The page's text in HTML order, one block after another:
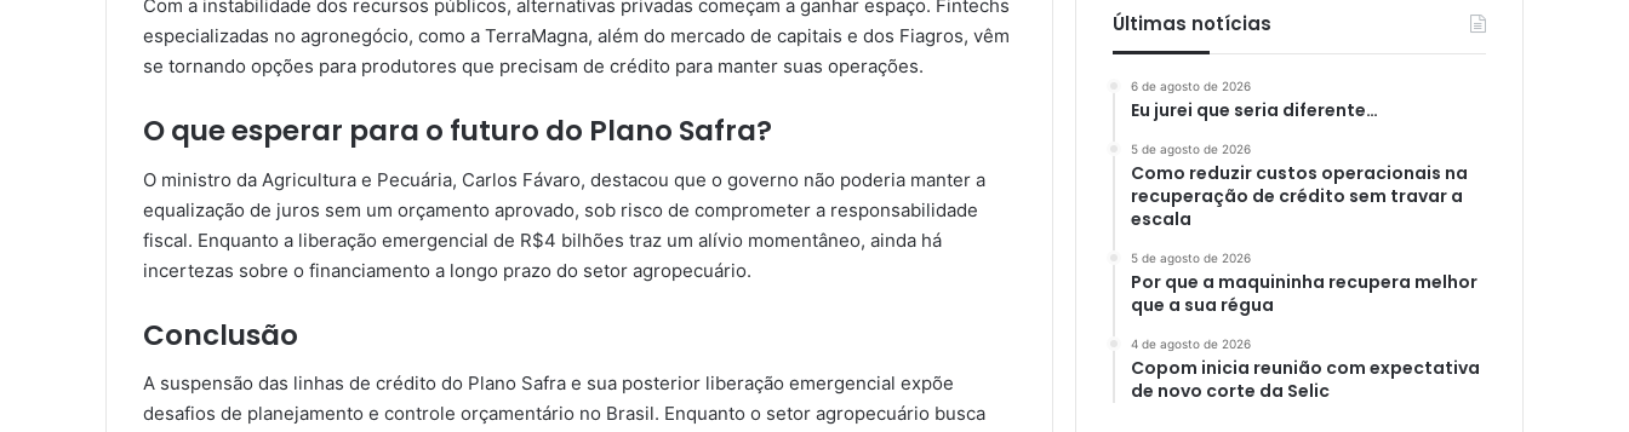
Com a instabilidade dos recursos públicos, alternativas privadas começam a ganhar espaço. Fintechs
especializadas no agronegócio, como a TerraMagna, além do mercado de capitais e dos Fiagros, vêm
se tornando opções para produtores que precisam de crédito para manter suas operações.
O que esperar para o futuro do Plano Safra?
O ministro da Agricultura e Pecuária, Carlos Fávaro, destacou que o governo não poderia manter a
equalização de juros sem um orçamento aprovado, sob risco de comprometer a responsabilidade
fiscal. Enquanto a liberação emergencial de R$4 bilhões traz um alívio momentâneo, ainda há
incertezas sobre o financiamento a longo prazo do setor agropecuário.
Conclusão
A suspensão das linhas de crédito do Plano Safra e sua posterior liberação emergencial expõe
desafios de planejamento e controle orçamentário no Brasil. Enquanto o setor agropecuário busca
Últimas notícias
6 de agosto de 2026
Eu jurei que seria diferente…
5 de agosto de 2026
Como reduzir custos operacionais na
recuperação de crédito sem travar a
escala
5 de agosto de 2026
Por que a maquininha recupera melhor
que a sua régua
4 de agosto de 2026
Copom inicia reunião com expectativa
de novo corte da Selic